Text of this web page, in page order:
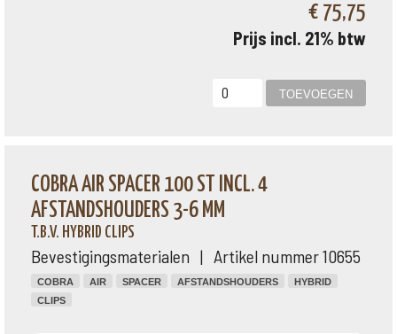
€ 75,75
Prijs incl. 21% btw
COBRA AIR SPACER 100 ST INCL. 4
AFSTANDSHOUDERS 3-6 MM
T.B.V. HYBRID CLIPS
Bevestigingsmaterialen | Artikel nummer 10655
COBRA AIR SPACER AFSTANDSHOUDERS
HYBRID
CLIPS